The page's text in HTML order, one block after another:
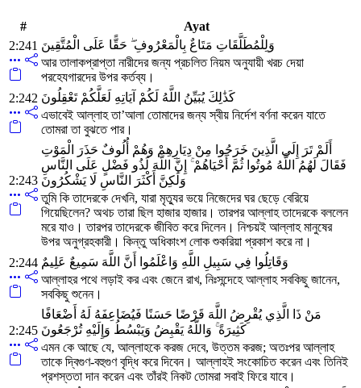
#
Ayat
2:241 وَلِلْمُطَلَّقَاتِ مَتَاعٌ بِالْمَعْرُوفِ ۖ حَقًّا عَلَى الْمُتَّقِينَ
আর তালাকপ্রাপ্তা নারীদের জন্য প্রচলিত নিয়ম অনুযায়ী খরচ দেয়া
পরহেযগারদের উপর কর্তব্য।
2:242 كَذَٰلِكَ يُبَيِّنُ اللَّهُ لَكُمْ آيَاتِهِ لَعَلَّكُمْ تَعْقِلُونَ
এভাবেই আল্লাহ তা’আলা তোমাদের জন্য স্বীয় নির্দেশ বর্ণনা করেন যাতে
তোমরা তা বুঝতে পার।
2:243
أَلَمْ تَرَ إِلَى الَّذِينَ خَرَجُوا مِنْ دِيَارِهِمْ وَهُمْ أُلُوفٌ حَذَرَ الْمَوْتِ
فَقَالَ لَهُمُ اللَّهُ مُوتُوا ثُمَّ أَحْيَاهُمْ ۚ إِنَّ اللَّهَ لَذُو فَضْلٍ عَلَى النَّاسِ
وَلَٰكِنَّ أَكْثَرَ النَّاسِ لَا يَشْكُرُونَ
তুমি কি তাদেরকে দেখনি, যারা মৃত্যুর ভয়ে নিজেদের ঘর ছেড়ে বেরিয়ে
গিয়েছিলেন? অথচ তারা ছিল হাজার হাজার। তারপর আল্লাহ তাদেরকে বললেন
মরে যাও। তারপর তাদেরকে জীবিত করে দিলেন। নিশ্চয়ই আল্লাহ মানুষের
উপর অনুগ্রহকারী। কিন্তু অধিকাংশ লোক শুকরিয়া প্রকাশ করে না।
2:244 وَقَاتِلُوا فِي سَبِيلِ اللَّهِ وَاعْلَمُوا أَنَّ اللَّهَ سَمِيعٌ عَلِيمٌ
আল্লাহর পথে লড়াই কর এবং জেনে রাখ, নিঃসন্দেহে আল্লাহ সবকিছু জানেন,
সবকিছু শুনেন।
2:245
مَنْ ذَا الَّذِي يُقْرِضُ اللَّهَ قَرْضًا حَسَنًا فَيُضَاعِفَهُ لَهُ أَضْعَافًا
كَثِيرَةً ۚ وَاللَّهُ يَقْبِضُ وَيَبْسُطُ وَإِلَيْهِ تُرْجَعُونَ
এমন কে আছে যে, আল্লাহকে করজ দেবে, উত্তম করজ; অতঃপর আল্লাহ
তাকে দ্বিগুণ-বহুগুণ বৃদ্ধি করে দিবেন। আল্লাহই সংকোচিত করেন এবং তিনিই
প্রশস্ততা দান করেন এবং তাঁরই নিকট তোমরা সবাই ফিরে যাবে।